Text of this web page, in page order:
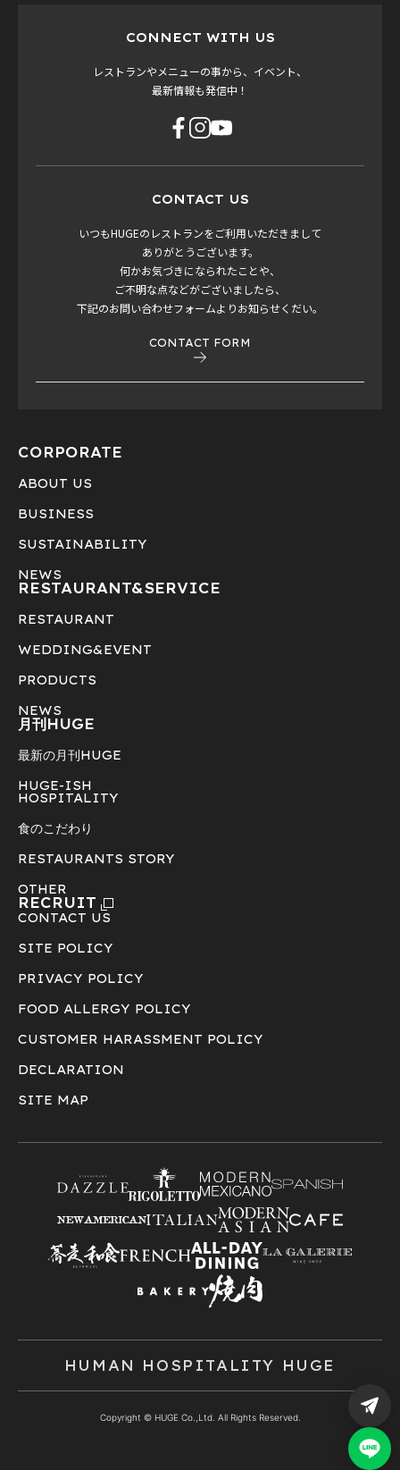
CONNECT WITH US
レストランやメニューの事から、イベント、
最新情報も発信中！
CONTACT US
いつもHUGEのレストランをご利用いただきまして
ありがとうございます。
何かお気づきになられたことや、
ご不明な点などがございましたら、
下記のお問い合わせフォームよりお知らせくだい。
CONTACT FORM
CORPORATE
ABOUT US
BUSINESS
SUSTAINABILITY
NEWS
RESTAURANT&SERVICE
RESTAURANT
WEDDING&EVENT
PRODUCTS
NEWS
月刊HUGE
最新の月刊HUGE
HUGE-ISH
HOSPITALITY
食のこだわり
RESTAURANTS STORY
OTHER
RECRUIT
CONTACT US
SITE POLICY
PRIVACY POLICY
FOOD ALLERGY POLICY
CUSTOMER HARASSMENT POLICY
DECLARATION
SITE MAP
HUMAN HOSPITALITY HUGE
Copyright © HUGE Co.,Ltd. All Rights Reserved.